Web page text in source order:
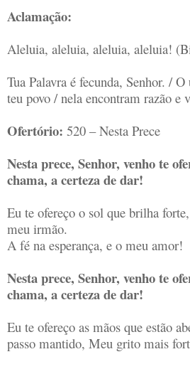
Aclamação:
Aleluia, aleluia, aleluia, aleluia!
Tua Palavra é fecunda, Senhor. /
teu povo / nela encontram razão e
Ofertório: 520 – Nesta Prece
Nesta prece, Senhor, venho te
chama, a certeza de dar!
Eu te ofereço o sol que brilha
meu irmão.
A fé na esperança, e o meu amor!
Nesta prece, Senhor, venho te
chama, a certeza de dar!
Eu te ofereço as mãos que estão
passo mantido, Meu grito mais